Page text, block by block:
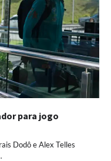
para jogo
Dodô e Alex Telles